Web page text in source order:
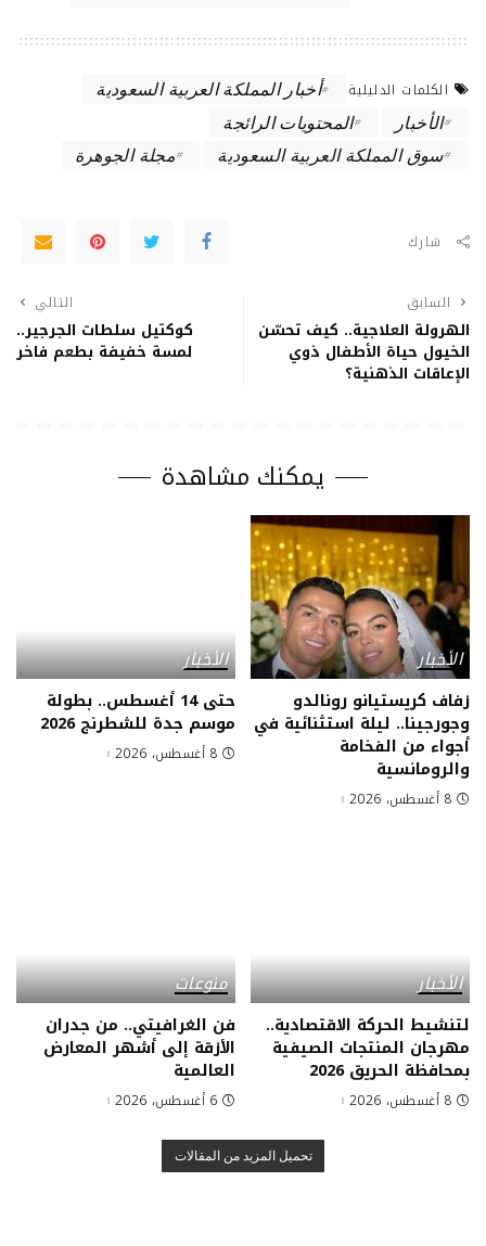
الكلمات الدليلية
أخبار المملكة العربية السعودية
الأخبار
المحتويات الرائجة
سوق المملكة العربية السعودية
مجلة الجوهرة
شارك
السابق
الهرولة العلاجية.. كيف تحسّن
الخيول حياة الأطفال ذوي
الإعاقات الذهنية؟
التالي
كوكتيل سلطات الجرجير..
لمسة خفيفة بطعم فاخر
يمكنك مشاهدة
الأخبار
زفاف كريستيانو رونالدو
وجورجينا.. ليلة استثنائية في
أجواء من الفخامة
والرومانسية
8 أغسطس، 2026
الأخبار
حتى 14 أغسطس.. بطولة
موسم جدة للشطرنج 2026
8 أغسطس، 2026
الأخبار
لتنشيط الحركة الاقتصادية..
مهرجان المنتجات الصيفية
بمحافظة الحريق 2026
8 أغسطس، 2026
منوعات
فن الغرافيتي.. من جدران
الأزقة إلى أشهر المعارض
العالمية
6 أغسطس، 2026
تحميل المزيد من المقالات